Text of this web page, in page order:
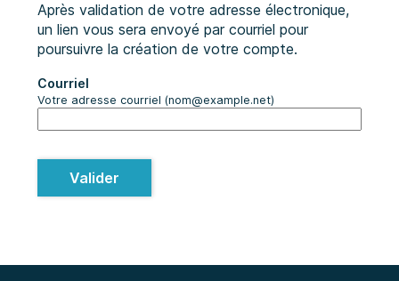
Après validation de votre adresse électronique,
un lien vous sera envoyé par courriel pour
poursuivre la création de votre compte.
Courriel
Votre adresse courriel (nom@example.net)
Valider